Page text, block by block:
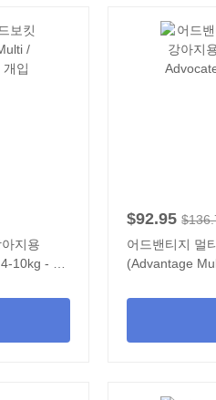
지용
10kg - 12
$92.95
어드밴티지 멀
(Advantage